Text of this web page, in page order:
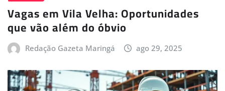
Vagas em Vila Velha: Oportunidades
que vão além do óbvio
Redação Gazeta Maringá ago 29, 2025